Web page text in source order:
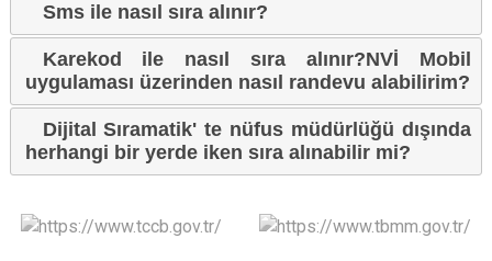
Sms ile nasıl sıra alınır?
Karekod ile nasıl sıra alınır?NVİ Mobil
uygulaması üzerinden nasıl randevu alabilirim?
Dijital Sıramatik' te nüfus müdürlüğü dışında
herhangi bir yerde iken sıra alınabilir mi?